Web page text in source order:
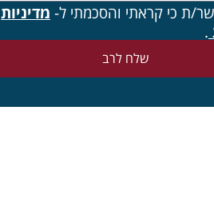
ת כי קראתי והסכמתי ל- מדיניות
.
שלח לרב